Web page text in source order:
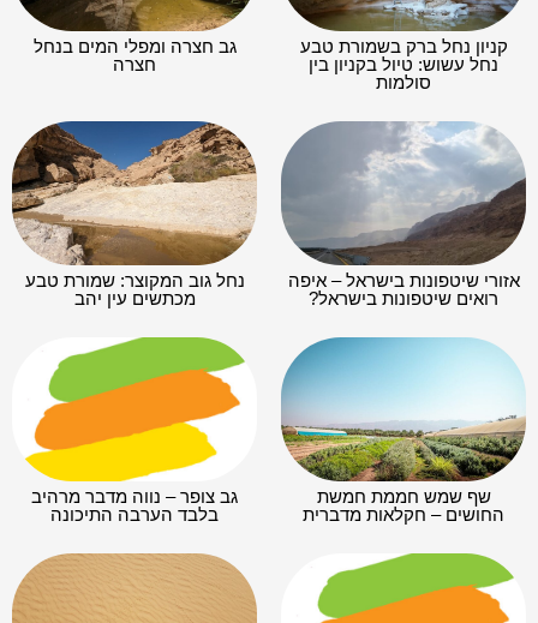
קניון נחל ברק בשמורת טבע
נחל עשוש: טיול בקניון בין
סולמות
גב חצרה ומפלי המים בנחל
חצרה
אזורי שיטפונות בישראל – איפה
רואים שיטפונות בישראל?
נחל גוב המקוצר: שמורת טבע
מכתשים עין יהב
שף שמש חממת חמשת
החושים – חקלאות מדברית
גב צופר – נווה מדבר מרהיב
בלבד הערבה התיכונה